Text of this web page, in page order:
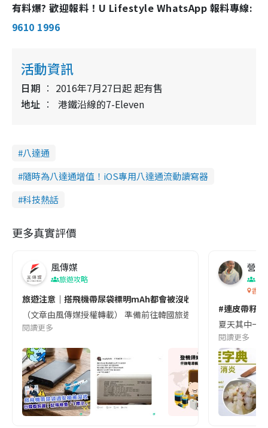
有料爆? 歡迎報料！U Lifestyle WhatsApp 報料專線:
9610 1996
活動資訊
日期
2016年7月27日起 起有售
地址
港鐵沿線的7-Eleven
八達通
隨時為八達通增值！iOS專用八達通流動讀寫器
科技熱話
更多真實評價
風傳媒
旅遊攻略
旅遊注意｜搭飛機帶尿袋標明mAh都會被沒收😱出發前切記檢查
（文章由風傳媒授權轉載） 準備前往韓國旅遊的民眾，近期要
閱讀更多
營養
香港
#連皮帶籽
夏天其中一
閱讀更多